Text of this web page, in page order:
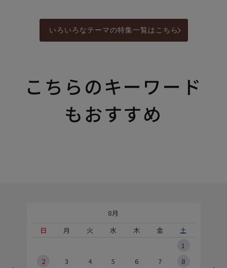
いろいろなテーマの特集一覧はこちら
こちらのキーワード
もおすすめ
8月
日
月 火 水 木 金
土
1
2
3 4 5 6 7
8